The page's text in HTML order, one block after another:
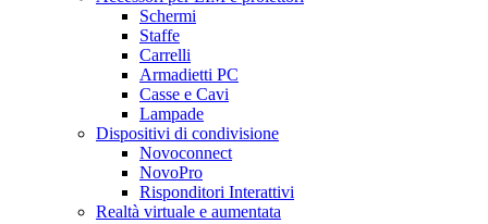
Schermi
Staffe
Carrelli
Armadietti PC
Casse e Cavi
Lampade
Dispositivi di condivisione
Novoconnect
NovoPro
Risponditori Interattivi
Realtà virtuale e aumentata